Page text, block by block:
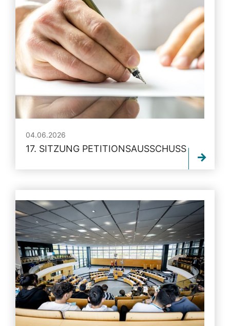
04.06.2026
17. SITZUNG PETITIONSAUSSCHUSS